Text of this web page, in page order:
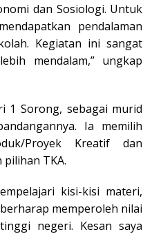
dan Sosiologi. Untuk
pendalaman
Kegiatan ini sangat
mendalam,” ungkap
1 Sorong, sebagai murid
Ia memilih
Proyek Kreatif dan
pilihan TKA.
kisi-kisi materi,
memperoleh nilai
negeri. Kesan saya